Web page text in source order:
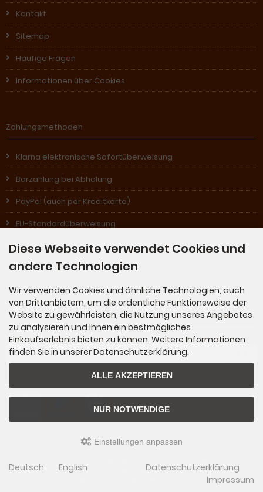
Kontakt
Sitemap
Häufige Fragen
Informationen über Cookies
Zahlungsmethoden
Klarna elektronische Sofortüberweisung
Barzahlung bei Abholung
PayPal (auch per Kreditkarte)
EU-Standardüberweisung
Nachnahme (in Österreich)
Rechnung (für Stammkunden)
Newsletter-Anmeldung
E-Mail-Adresse:
Der Newsletter kann jederzeit hier oder in Ihrem Kundenkonto abbestellt werden.
Shopsoftware
Diese Webseite verwendet Cookies und
andere Technologien
Wir verwenden Cookies und ähnliche Technologien, auch
von Drittanbietern, um die ordentliche Funktionsweise der
Website zu gewährleisten, die Nutzung unseres Angebotes
zu analysieren und Ihnen ein bestmögliches
Einkaufserlebnis bieten zu können. Weitere Informationen
finden Sie in unserer Datenschutzerklärung.
ALLE AKZEPTIEREN
NUR NOTWENDIGE
Einstellungen anpassen
Deutsch English
Datenschutzerklärung
Impressum